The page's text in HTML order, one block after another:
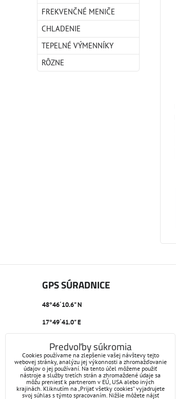
FREKVENČNÉ MENIČE
CHLADENIE
TEPELNÉ VÝMENNÍKY
RÔZNE
GPS SÚRADNICE
48°46´10.6" N
17°49´41.0" E
Predvoľby súkromia
Cookies používame na zlepšenie vašej návštevy tejto
webovej stránky, analýzu jej výkonnosti a zhromažďovanie
údajov o jej používaní. Na tento účel môžeme použiť
nástroje a služby tretích strán a zhromaždené údaje sa
môžu preniesť k partnerom v EÚ, USA alebo iných
krajinách. Kliknutím na „Prijať všetky cookies“ vyjadrujete
svoj súhlas s týmto spracovaním. Nižšie môžete nájsť